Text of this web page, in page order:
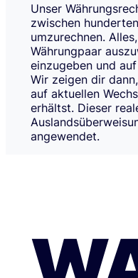
Unser
zwischen
umzurechnen.
Währungpaar
einzugeben und
Wir zeigen dir
auf aktuellen
erhältst. Dieser
angewendet.